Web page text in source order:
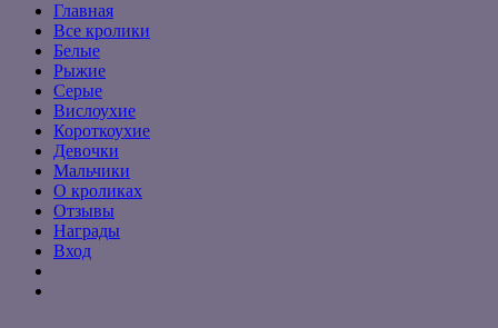
Главная
Все кролики
Белые
Рыжие
Серые
Вислоухие
Короткоухие
Девочки
Мальчики
О кроликах
Отзывы
Награды
Вход